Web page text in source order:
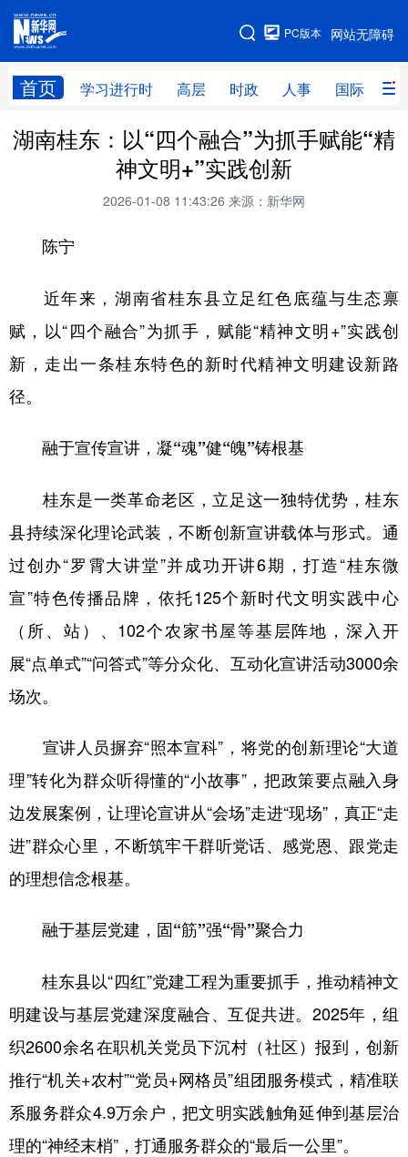
网站无障碍
PC版本
首页 学习进行时 高层 时政 人事 国际 财
网站地图
学习进行时 高层 时政 人事
财经 网评
全球连线
科技
文化 书画 健康 军事
访谈 视频 图片 政务
法律 中央文件 金融 汽车
学术中国 乡村振兴 银龄
公益 一带一路 亚太网 上市公司
文化产业
地方频道
辽宁 吉林 上海 江苏
浙江 安徽 福建 江西
山东 河南 湖北 湖南
广东 广西 海南 重庆
陕西 甘肃 青海
新疆 内蒙古 黑龙江
多语种频道
English Español Français عربى
Русский язык 日本語 한국어
湖南桂东：以“四个融合”为抓手赋能“精
神文明+”实践创新
2026-01-08 11:43:26 来源：新华网
陈宁
近年来，湖南省桂东县立足红色底蕴与生态禀
赋，以“四个融合”为抓手，赋能“精神文明+”实践创
新，走出一条桂东特色的新时代精神文明建设新路
径。
融于宣传宣讲，凝“魂”健“魄”铸根基
桂东是一类革命老区，立足这一独特优势，桂东
县持续深化理论武装，不断创新宣讲载体与形式。通
过创办“罗霄大讲堂”并成功开讲6期，打造“桂东微
宣”特色传播品牌，依托125个新时代文明实践中心
（所、站）、102个农家书屋等基层阵地，深入开
展“点单式”“问答式”等分众化、互动化宣讲活动3000余
场次。
宣讲人员摒弃“照本宣科”，将党的创新理论“大道
理”转化为群众听得懂的“小故事”，把政策要点融入身
边发展案例，让理论宣讲从“会场”走进“现场”，真正“走
进”群众心里，不断筑牢干群听党话、感党恩、跟党走
的理想信念根基。
融于基层党建，固“筋”强“骨”聚合力
桂东县以“四红”党建工程为重要抓手，推动精神文
明建设与基层党建深度融合、互促共进。2025年，组
织2600余名在职机关党员下沉村（社区）报到，创新
推行“机关+农村”“党员+网格员”组团服务模式，精准联
系服务群众4.9万余户，把文明实践触角延伸到基层治
理的“神经末梢”，打通服务群众的“最后一公里”。